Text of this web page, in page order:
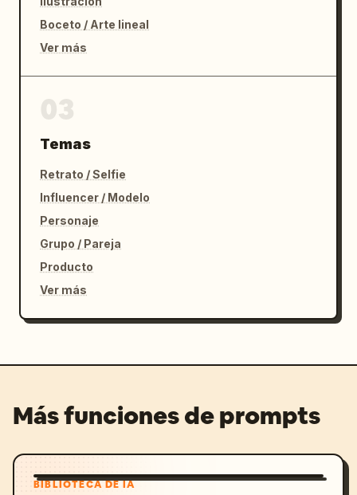
Boceto / Arte lineal
Ver más
Temas
Retrato / Selfie
Influencer / Modelo
Personaje
Grupo / Pareja
Producto
Ver más
Más funciones de prompts
BIBLIOTECA DE IA